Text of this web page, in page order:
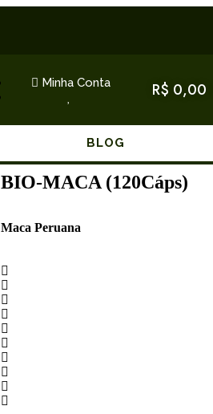
Minha Conta R$ 0,00
BLOG
BIO-MACA (120Cáps)
Maca Peruana